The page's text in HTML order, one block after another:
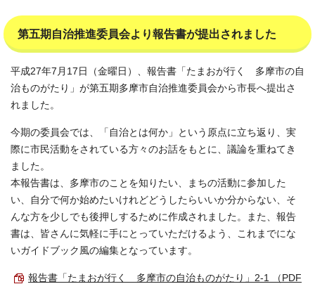
第五期自治推進委員会より報告書が提出されました
平成27年7月17日（金曜日）、報告書「たまおが行く 多摩市の自
治ものがたり」が第五期多摩市自治推進委員会から市長へ提出さ
れました。
今期の委員会では、「自治とは何か」という原点に立ち返り、実
際に市民活動をされている方々のお話をもとに、議論を重ねてき
ました。
本報告書は、多摩市のことを知りたい、まちの活動に参加した
い、自分で何か始めたいけれどどうしたらいいか分からない、そ
んな方を少しでも後押しするために作成されました。また、報告
書は、皆さんに気軽に手にとっていただけるよう、これまでにな
いガイドブック風の編集となっています。
報告書「たまおが行く 多摩市の自治ものがたり」2-1 （PDF